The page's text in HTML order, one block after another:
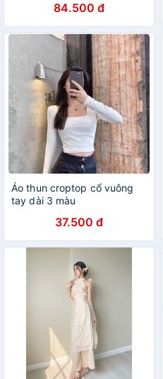
84.500 đ
Áo thun croptop cổ vuông
tay dài 3 màu
37.500 đ